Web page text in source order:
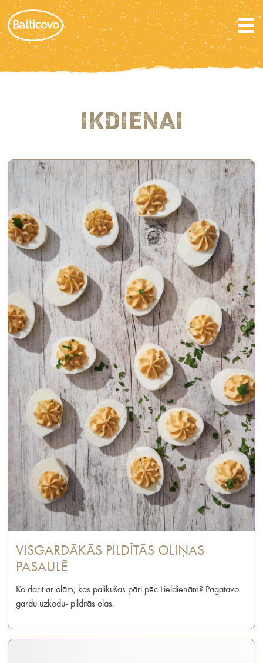
IKDIENAI
VISGARDĀKĀS PILDĪTĀS OLIŅAS
PASAULĒ
Ko darīt ar olām, kas palikušas pāri pēc Lieldienām? Pagatavo
gardu uzkodu- pildītās olas.